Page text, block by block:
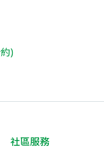
)
社區服務